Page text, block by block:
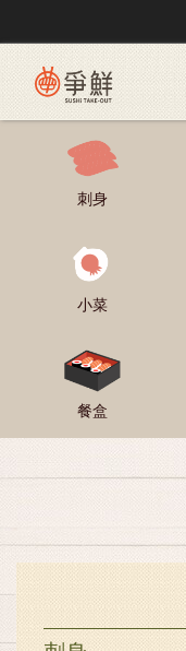
刺身
小菜
餐盒